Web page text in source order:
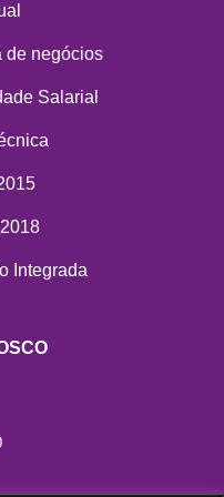
de negócios
Salarial
Integrada